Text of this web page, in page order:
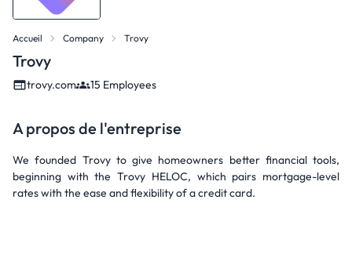
Accueil Company Trovy
Trovy
trovy.com 15 Employees
A propos de l'entreprise
We founded Trovy to give homeowners better financial tools,
beginning with the Trovy HELOC, which pairs mortgage-level
rates with the ease and flexibility of a credit card.